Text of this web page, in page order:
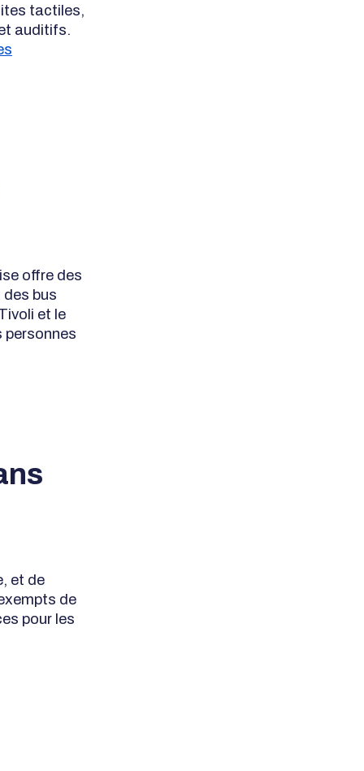
tactiles,
auditifs.
offre des
bus
et le
personnes
et de
de
pour les